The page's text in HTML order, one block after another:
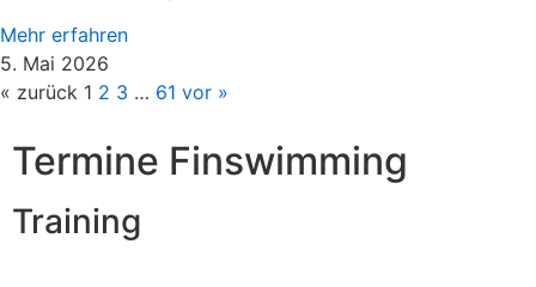
Mehr erfahren
5. Mai 2026
« zurück 1 2 3 … 61 vor »
Termine Finswimming
Training